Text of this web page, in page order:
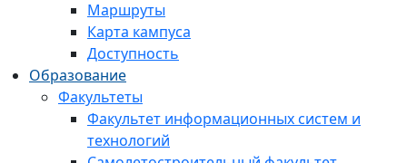
Маршруты
Карта кампуса
Доступность
Образование
Факультеты
Факультет информационных систем и
технологий